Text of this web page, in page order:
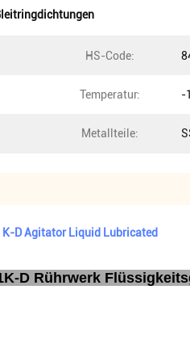
HS-Code:
Temperatur: -
Metallteile:
D Agitator Liquid Lubricated
D Rührwerk